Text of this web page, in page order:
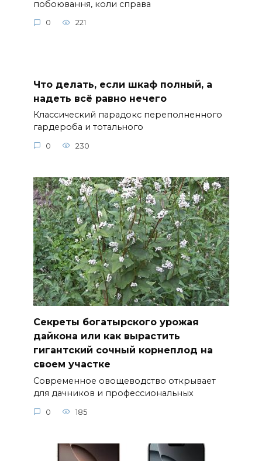
побоювання, коли справа
0 221
Что делать, если шкаф полный, а
надеть всё равно нечего
Классический парадокс переполненного
гардероба и тотального
0 230
Секреты богатырского урожая
дайкона или как вырастить
гигантский сочный корнеплод на
своем участке
Современное овощеводство открывает
для дачников и профессиональных
0 185